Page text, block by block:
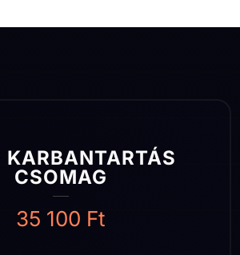
KARBANTARTÁS
CSOMAG
35 100 Ft